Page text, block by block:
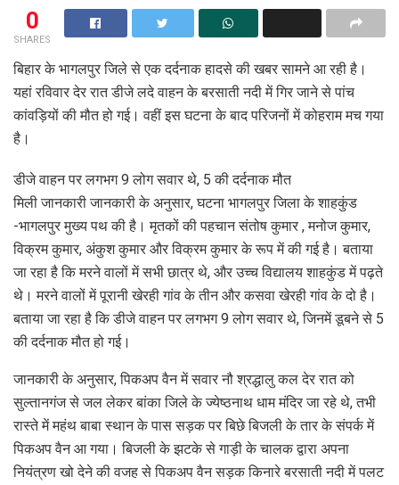
0
SHARES
बिहार के भागलपुर जिले से एक दर्दनाक हादसे की खबर सामने आ रही है।
यहां रविवार देर रात डीजे लदे वाहन के बरसाती नदी में गिर जाने से पांच
कांवड़ियों की मौत हो गई। वहीं इस घटना के बाद परिजनों में कोहराम मच गया
है।
डीजे वाहन पर लगभग 9 लोग सवार थे, 5 की दर्दनाक मौत
मिली जानकारी जानकारी के अनुसार, घटना भागलपुर जिला के शाहकुंड
-भागलपुर मुख्य पथ की है। मृतकों की पहचान संतोष कुमार , मनोज कुमार,
विक्रम कुमार, अंकुश कुमार और विक्रम कुमार के रूप में की गई है। बताया
जा रहा है कि मरने वालों में सभी छात्र थे, और उच्च विद्यालय शाहकुंड में पढ़ते
थे। मरने वालों में पूरानी खेरही गांव के तीन और कसवा खेरही गांव के दो है।
बताया जा रहा है कि डीजे वाहन पर लगभग 9 लोग सवार थे, जिनमें डूबने से 5
की दर्दनाक मौत हो गई।
जानकारी के अनुसार, पिकअप वैन में सवार नौ श्रद्धालु कल देर रात को
सुल्तानगंज से जल लेकर बांका जिले के ज्येष्ठनाथ धाम मंदिर जा रहे थे, तभी
रास्ते में महंथ बाबा स्थान के पास सड़क पर बिछे बिजली के तार के संपर्क में
पिकअप वैन आ गया। बिजली के झटके से गाड़ी के चालक द्वारा अपना
नियंत्रण खो देने की वजह से पिकअप वैन सड़क किनारे बरसाती नदी में पलट